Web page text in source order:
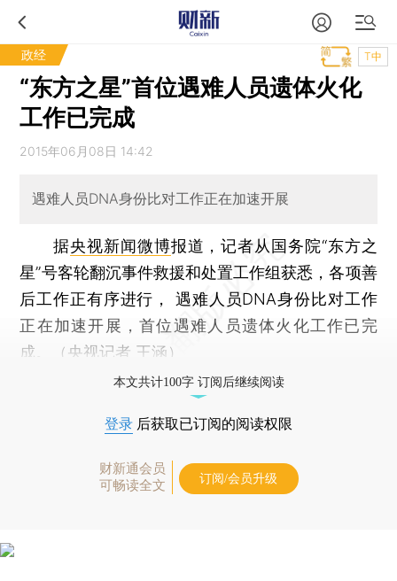
政经 T中
“东方之星”首位遇难人员遗体火化
工作已完成
2015年06月08日 14:42
遇难人员DNA身份比对工作正在加速开展
据央视新闻微博报道，记者从国务院“东方之
星”号客轮翻沉事件救援和处置工作组获悉，各项善
后工作正有序进行， 遇难人员DNA身份比对工作
正在加速开展，首位遇难人员遗体火化工作已完
成。（央视记者 王涵）
本文共计100字 订阅后继续阅读
登录 后获取已订阅的阅读权限
财新通会员
可畅读全文
订阅/会员升级